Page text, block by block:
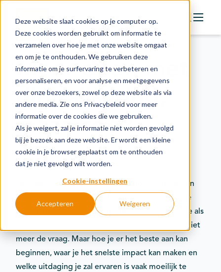
Deze website slaat cookies op je computer op.
Deze cookies worden gebruikt om informatie te
verzamelen over hoe je met onze website omgaat
en om je te onthouden. We gebruiken deze
informatie om je surfervaring te verbeteren en
personaliseren, en voor analyse en meetgegevens
over onze bezoekers, zowel op deze website als via
andere media. Zie ons Privacybeleid voor meer
informatie over de cookies die we gebruiken.
Als je weigert, zal je informatie niet worden gevolgd
bij je bezoek aan deze website. Er wordt een kleine
cookie in je browser geplaatst om te onthouden
dat je niet gevolgd wilt worden.
Cookie-instellingen
Accepteren Weigeren
Actie
Doelstellingen
Groeipaden
Actuele onderwerpen
Financiering
Nieuws
In de regio
Over organisatie
Contact
Kalender
Meer doen met
digitalisering,
maar hoe?
Bron:Duurzaamheidsfabriek
Digitalisering, een term die voor sommige als een
veelkoppig monster word gezien en voor andere
representeert hij een veelvoud aan kansen. Dat je als
bedrijf stappen moet ondernemen is misschien niet
meer de vraag. Maar hoe je er het beste aan kan
beginnen, waar je het snelste impact kan maken en
welke uitdaging je zal ervaren is vaak moeilijk te